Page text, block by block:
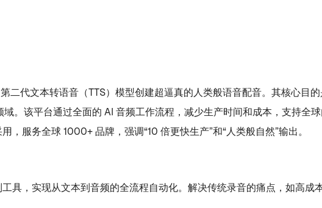
二代文本转语音（TTS）模型创建超逼真的人类般语音配音。其核心目
。该平台通过全面的 AI 音频工作流程，减少生产时间和成本，支持
服务全球 1000+ 品牌，强调“10 倍更快生产”和“人类般自然”输出。
具，实现从文本到音频的全流程自动化。解决传统录音的痛点，如高